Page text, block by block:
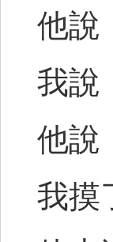
他說
我說
他說
我摸